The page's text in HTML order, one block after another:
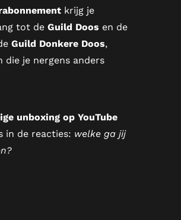
krijg je
tot de Guild Doos en de
Guild Donkere Doos,
die je nergens anders
unboxing op YouTube
in de reacties: welke ga jij